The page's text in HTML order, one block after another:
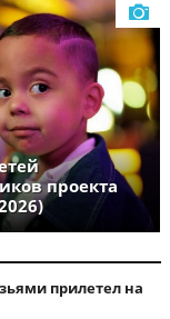
проекта
прилетел на